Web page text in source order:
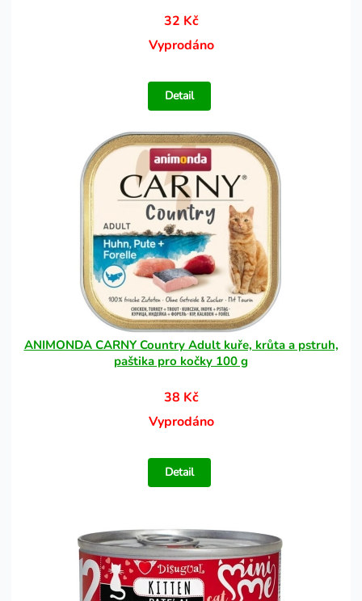
32 Kč
Vyprodáno
Detail
ANIMONDA CARNY Country Adult kuře, krůta a pstruh,
paštika pro kočky 100 g
38 Kč
Vyprodáno
Detail